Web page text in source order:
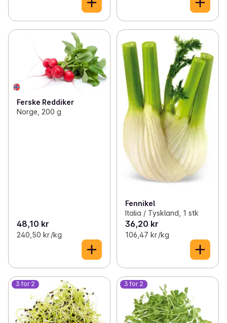
Ferske Reddiker
Norge, 200 g
48,10 kr
240,50 kr /kg
Fennikel
Italia / Tyskland, 1 stk
36,20 kr
106,47 kr /kg
3 for 2 3 for 2